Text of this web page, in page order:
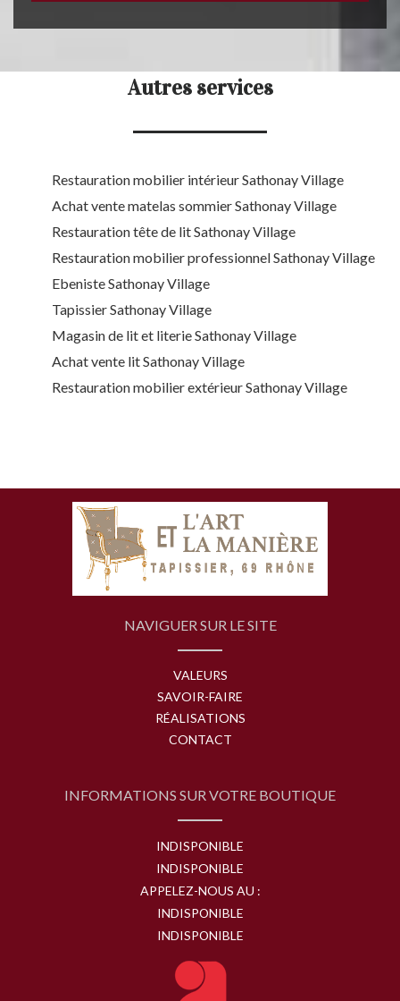
Autres services
Restauration mobilier intérieur Sathonay Village
Achat vente matelas sommier Sathonay Village
Restauration tête de lit Sathonay Village
Restauration mobilier professionnel Sathonay Village
Ebeniste Sathonay Village
Tapissier Sathonay Village
Magasin de lit et literie Sathonay Village
Achat vente lit Sathonay Village
Restauration mobilier extérieur Sathonay Village
NAVIGUER SUR LE SITE
VALEURS
SAVOIR-FAIRE
RÉALISATIONS
CONTACT
INFORMATIONS SUR VOTRE BOUTIQUE
INDISPONIBLE
INDISPONIBLE
APPELEZ-NOUS AU :
INDISPONIBLE
INDISPONIBLE